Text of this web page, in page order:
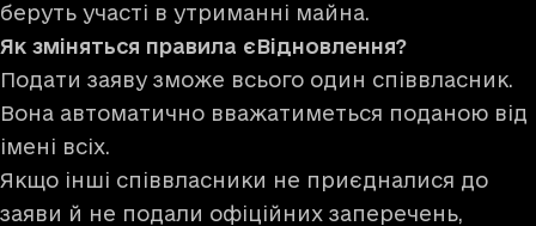
беруть участі в утриманні майна.
Як зміняться правила єВідновлення?
Подати заяву зможе всього один співвласник.
Вона автоматично вважатиметься поданою від
імені всіх.
Якщо інші співвласники не приєдналися до
заяви й не подали офіційних заперечень,